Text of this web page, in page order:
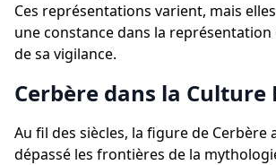
Ces représentations varient, mais
une constance dans la
de sa vigilance.
Cerbère dans la Culture
Au fil des siècles, la figure de Cerbère
dépassé les frontières de la